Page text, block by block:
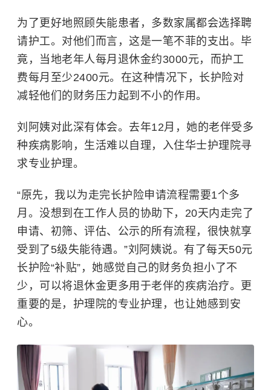
为了更好地照顾失能患者，多数家属都会选择聘
请护工。对他们而言，这是一笔不菲的支出。毕
竟，当地老年人每月退休金约3000元，而护工
费每月至少2400元。在这种情况下，长护险对
减轻他们的财务压力起到不小的作用。
刘阿姨对此深有体会。去年12月，她的老伴受多
种疾病影响，生活难以自理，入住华士护理院寻
求专业护理。
“原先，我以为走完长护险申请流程需要1个多
月。没想到在工作人员的协助下，20天内走完了
申请、初筛、评估、公示的所有流程，很快就享
受到了5级失能待遇。”刘阿姨说。有了每天50元
长护险“补贴”，她感觉自己的财务负担小了不
少，可以将退休金更多用于老伴的疾病治疗。更
重要的是，护理院的专业护理，也让她感到安
心。